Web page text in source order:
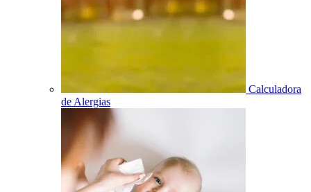
Calculadora
de Alergias